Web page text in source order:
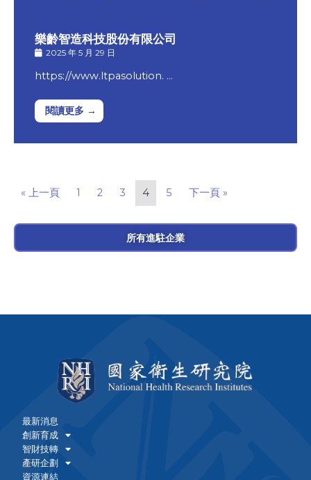
樂齡智造科技股份有限公司
2025 年 5 月 29 日
https://www.ltpasolution. …
閱讀更多 →
« 上一頁 1 2 3 4 5 下一頁 »
所有進駐企業
最新消息
創新育成
智財技轉
產研企劃
資源連結